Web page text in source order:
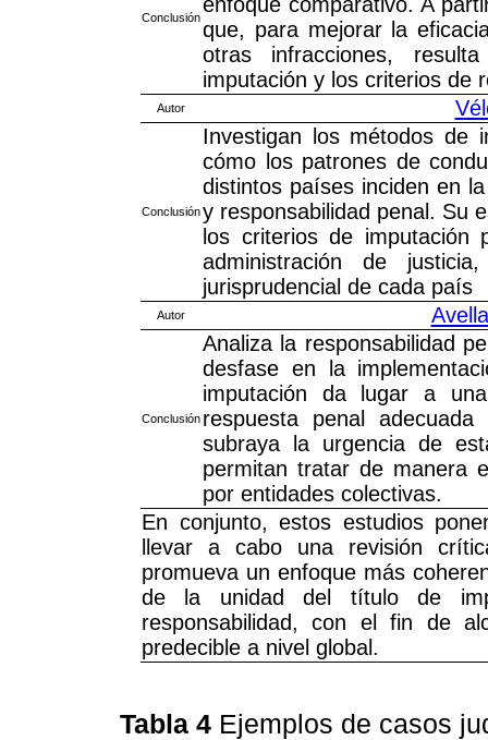
Conclusiónque, para mejorar la
otras infracciones,
imputación y los criterios de
Autor
Conclusión
Investigan los métodos de
cómo los patrones de
distintos países inciden en
y responsabilidad penal. Su
los criterios de imputación
administración de
jurisprudencial de cada país
Autor
Conclusión
Analiza la responsabilidad
desfase en la
imputación da lugar a
respuesta penal
subraya la urgencia de
permitan tratar de manera
por entidades colectivas.
En conjunto, estos estudios
llevar a cabo una revisión
promueva un enfoque más
de la unidad del título de
responsabilidad, con el fin de
predecible a nivel global.
Tabla 4 Ejemplos de casos